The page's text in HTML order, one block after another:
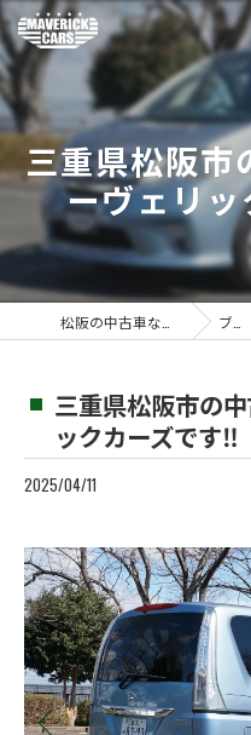
三重県松阪市
ーヴェリ
ブログ
三重県松阪市の
ックカーズです‼️
2025/04/11